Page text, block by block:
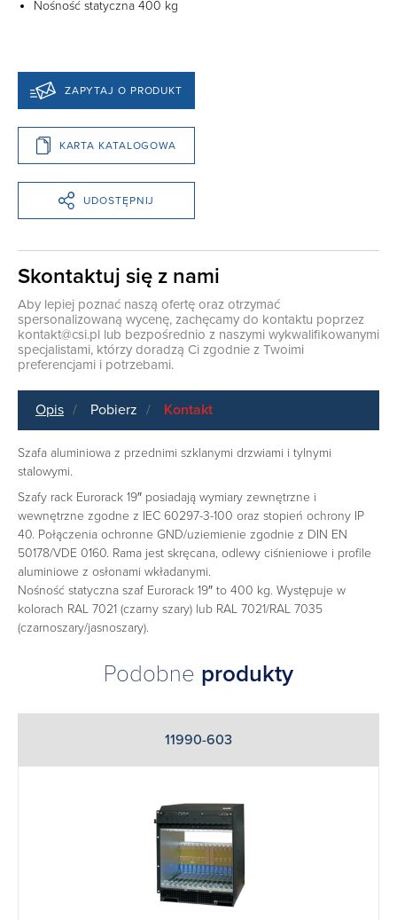
Nośność statyczna 400 kg
ZAPYTAJ O PRODUKT
KARTA KATALOGOWA
UDOSTĘPNIJ
Skontaktuj się z nami
Aby lepiej poznać naszą ofertę oraz otrzymać
spersonalizowaną wycenę, zachęcamy do kontaktu poprzez
kontakt@csi.pl lub bezpośrednio z naszymi wykwalifikowanymi
specjalistami, którzy doradzą Ci zgodnie z Twoimi
preferencjami i potrzebami.
Opis Pobierz Kontakt
Szafa aluminiowa z przednimi szklanymi drzwiami i tylnymi
stalowymi.
Szafy rack Eurorack 19″ posiadają wymiary zewnętrzne i
wewnętrzne zgodne z IEC 60297-3-100 oraz stopień ochrony IP
40. Połączenia ochronne GND/uziemienie zgodnie z DIN EN
50178/VDE 0160. Rama jest skręcana, odlewy ciśnieniowe i profile
aluminiowe z osłonami wkładanymi.
Nośność statyczna szaf Eurorack 19″ to 400 kg. Występuje w
kolorach RAL 7021 (czarny szary) lub RAL 7021/RAL 7035
(czarnoszary/jasnoszary).
Podobne produkty
11990-603